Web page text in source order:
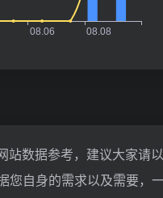
站数据参考，建议大家请
您自身的需求以及需要，